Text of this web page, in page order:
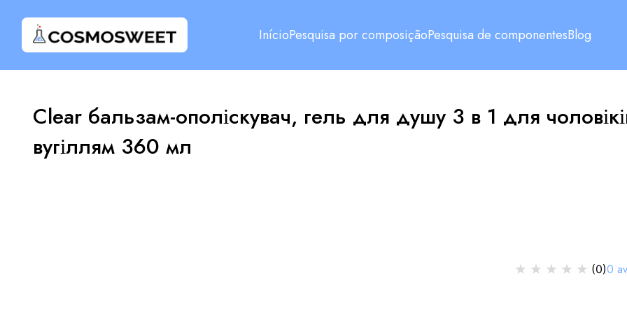
InícioPesquisa por composiçãoPesquisa de componentesBlog
Clear бальзам-ополіскувач, гель для душу 3 в 1 для
вугіллям 360 мл
★ ★ ★ ★ ★ (0)0